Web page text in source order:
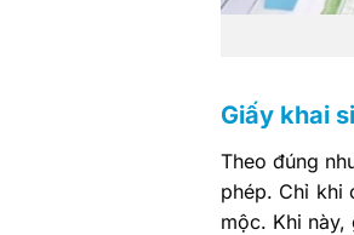
Giấy khai
Theo đúng
phép. Chỉ khi
mộc. Khi này,